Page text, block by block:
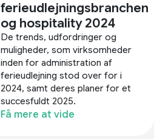
ferieudlejningsbranchen
og hospitality 2024
De trends, udfordringer og
muligheder, som virksomheder
inden for administration af
ferieudlejning stod over for i
2024, samt deres planer for et
succesfuldt 2025.​
Få mere at vide